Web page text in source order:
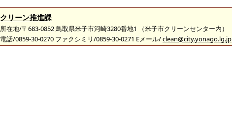
クリーン推進課
所在地/〒683-0852 鳥取県米子市河崎3280番地1 （米子市クリーンセンター内）
電話/0859-30-0270 ファクシミリ/0859-30-0271 Eメール/clean@city.yonago.lg.jp